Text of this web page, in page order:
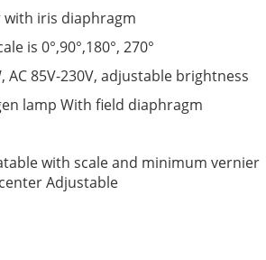
with iris diaphragm
is 0°,90°,180°, 270°
85V-230V, adjustable brightness
lamp With field diaphragm
with scale and minimum vernier
Adjustable